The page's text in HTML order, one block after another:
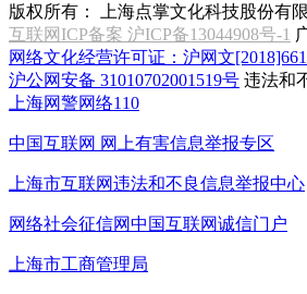
版权所有：
上海点掌文化科技股份有
互联网ICP备案 沪ICP备13044908号-1
网络文化经营许可证：沪网文
沪公网安备 31010702001519号 违法和
上海网警网络110
中国互联网 网上有害信息举报专区
上海市互联网违法和不良信息举报中心
网络社会征信网中国互联网诚信门户
上海市工商管理局